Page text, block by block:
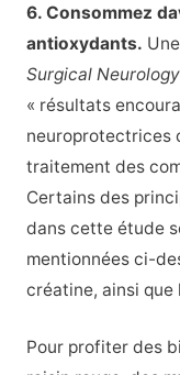
6. Consommez
antioxydants.
Surgical
« résultats
neuroprotectrices
traitement des
Certains des
dans cette étude
mentionnées ci-
créatine, ainsi que
Pour profiter des